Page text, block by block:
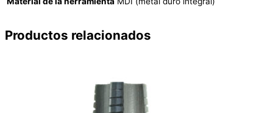
Productos relacionados